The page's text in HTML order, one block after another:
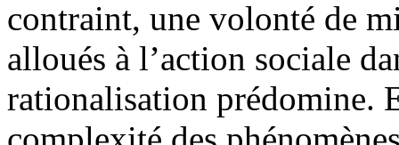
contraint, une volonté de
alloués à l’action sociale
rationalisation prédomine.